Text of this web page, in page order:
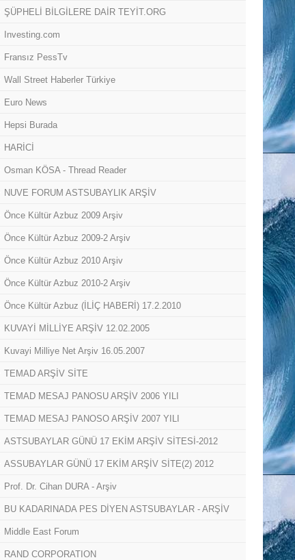
ŞÜPHELİ BİLGİLERE DAİR TEYİT.ORG
Investing.com
Fransız PessTv
Wall Street Haberler Türkiye
Euro News
Hepsi Burada
HARİCİ
Osman KÖSA - Thread Reader
NUVE FORUM ASTSUBAYLIK ARŞİV
Önce Kültür Azbuz 2009 Arşiv
Önce Kültür Azbuz 2009-2 Arşiv
Önce Kültür Azbuz 2010 Arşiv
Önce Kültür Azbuz 2010-2 Arşiv
Önce Kültür Azbuz (İLİÇ HABERİ) 17.2.2010
KUVAYİ MİLLİYE ARŞİV 12.02.2005
Kuvayi Milliye Net Arşiv 16.05.2007
TEMAD ARŞİV SİTE
TEMAD MESAJ PANOSU ARŞİV 2006 YILI
TEMAD MESAJ PANOSO ARŞİV 2007 YILI
ASTSUBAYLAR GÜNÜ 17 EKİM ARŞİV SİTESİ-2012
ASSUBAYLAR GÜNÜ 17 EKİM ARŞİV SİTE(2) 2012
Prof. Dr. Cihan DURA - Arşiv
BU KADARINADA PES DİYEN ASTSUBAYLAR - ARŞİV
Middle East Forum
RAND CORPORATION